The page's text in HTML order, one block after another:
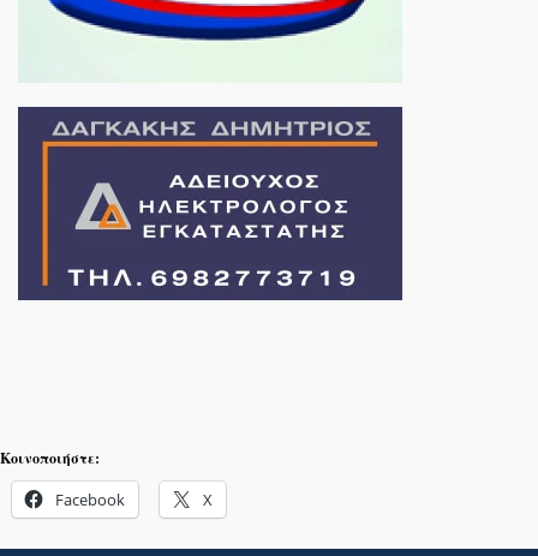
Κοινοποιήστε:
Facebook X